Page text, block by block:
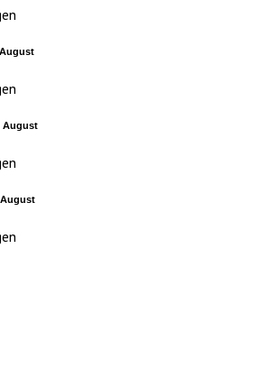
August
August
August